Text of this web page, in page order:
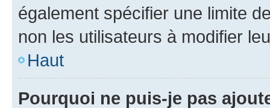
également spécifier une limite
non les utilisateurs à modifier
Haut
Pourquoi ne puis-je pas